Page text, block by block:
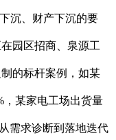
沉、财产下沉的要
园区招商、泉源工
的标杆案例，如某
，某家电工场出货量
需求诊断到落地迭代